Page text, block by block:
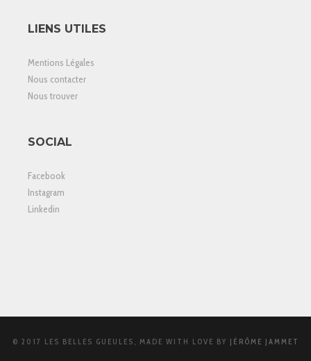
LIENS UTILES
Mentions Légales
Nous contacter
Nous trouver
SOCIAL
Facebook
Instagram
Linkedin
© 2017 LES BELLES GUEULES, MADE WITH LOVE BY JÉRÔME JAMMET